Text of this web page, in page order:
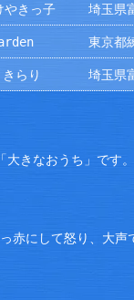
やきっ子 埼玉県
東京都
らり 埼玉県
きなおうち」です
赤にして怒り、大